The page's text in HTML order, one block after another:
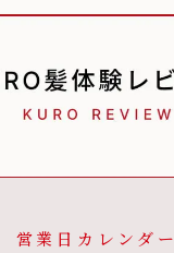
営業日カレンダー